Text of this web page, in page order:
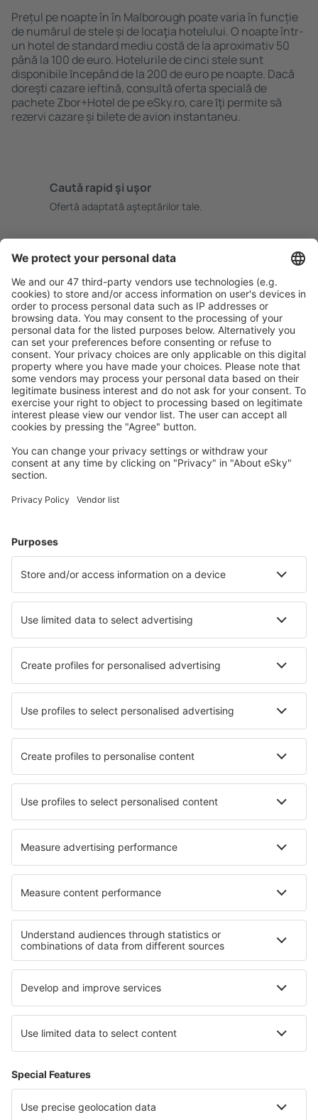
Prețul pe noapte în în Malborough poate varia în funcție
de numărul de stele și de locaţia hotelului. O noapte într-
un hotel de standard mediu costă de la aproximativ 50
până la 100 de euro. Hotelurile de cinci stele sunt
disponibile ȋncepând de la 200 de euro pe noapte. Dacă
doreşti cazare ieftină, consultă oferta specială de
pachete Zbor+Hotel de pe eSky.ro, care ȋţi permite să
rezervi cazare și bilete de avion instantaneu.
Caută rapid şi uşor
Ofertă adaptată aşteptărilor tale.
Rezervare fără griji cu opțiune gratuită de anulare.
Economiseşte mai mult
Prețuri atractive și oferte speciale pentru utilizatorii
conectați.
Cazarea preferată
Alege din peste 1,3 mil. de opţiuni: hoteluri, cabane,
apartamente și altele.
Cele mai căutate hoteluri de către utilizatorii eSky
Hoteluri în Marea Britanie - Orașe populare
Hoteluri în Londra
Hoteluri în Manchester Hoteluri în Carmarthen
Hoteluri în Ashbourne Hoteluri în Skegness
Hoteluri în Canterbury Hoteluri în Hereford
Cele mai bune hoteluri - orașe
Hoteluri în Nimfaíon Hoteluri în Berkeley Springs
Hoteluri în Kakadu Hoteluri în El Far D´emporda
Hoteluri în Vergheas Hoteluri în Guysborough
Hoteluri în Mentor Hoteluri în Fort Wright
Cele mai bune hoteluri - regiuni
Hoteluri în Guernsey Hoteluri în Southport
Hoteluri ȋn Irlanda de Nord Hoteluri in Wales
Hoteluri in Anglesey Hoteluri on East Frisian Islands
Hoteluri in Parcul Național Saguaro
Hoteluri in Regiunea Sofia